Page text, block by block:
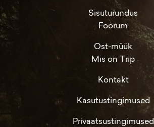
Sisuturundus
Foorum
Ost-müük
Mis on Trip
Kontakt
Kasutustingimused
Privaatsustingimused